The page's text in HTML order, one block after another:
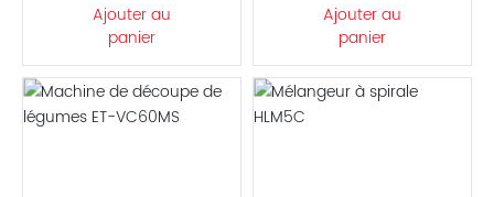
Ajouter au
panier
Ajouter au
panier